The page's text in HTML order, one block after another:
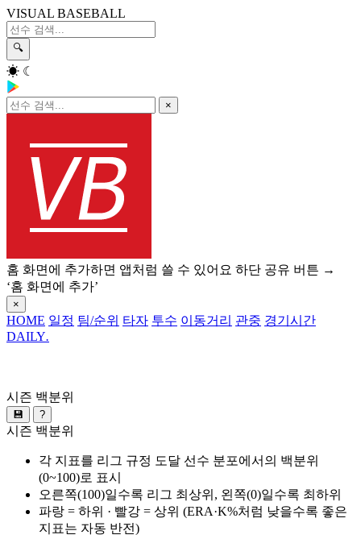
VISUAL BASEBALL
🔍
☀ ☾
×
홈 화면에 추가하면 앱처럼 쓸 수 있어요 하단 공유 버튼 →
‘홈 화면에 추가’
×
HOME 일정 팀/순위 타자 투수 이동거리 관중 경기시간
DAILY.
시즌 백분위
💾 ?
시즌 백분위
각 지표를 리그 규정 도달 선수 분포에서의 백분위
(0~100)로 표시
오른쪽(100)일수록 리그 최상위, 왼쪽(0)일수록 최하위
파랑 = 하위 · 빨강 = 상위 (ERA·K%처럼 낮을수록 좋은
지표는 자동 반전)